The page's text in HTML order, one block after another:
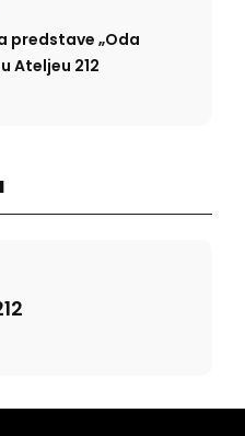
predstave „Oda
Ateljeu 212